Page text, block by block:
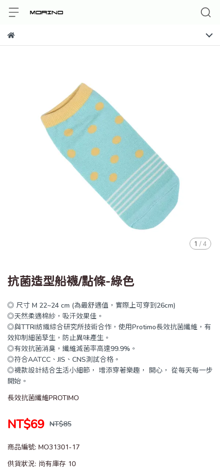
1 /4
抗菌造型船襪/點條-綠色
◎ 尺寸 M 22~24 cm (為最舒適值，實際上可穿到26cm)
◎天然柔適棉紗，吸汗效果佳。
◎與TTRI紡織綜合研究所技術合作，使用Protimo長效抗菌纖維，有
效抑制細菌孳生，防止異味產生。
◎有效抗菌消臭，纖維滅菌率高達99.9%。
◎符合AATCC、JIS、CNS測試合格。
◎襪款設計結合生活小細節， 增添穿著樂趣， 開心， 從每天每一步
開始。
長效抗菌纖維PROTIMO
NT$69 NT$85
商品編號: MO31301-17
供貨狀況: 尚有庫存 10